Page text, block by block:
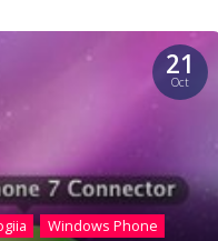
21
Oct
Windows Phone